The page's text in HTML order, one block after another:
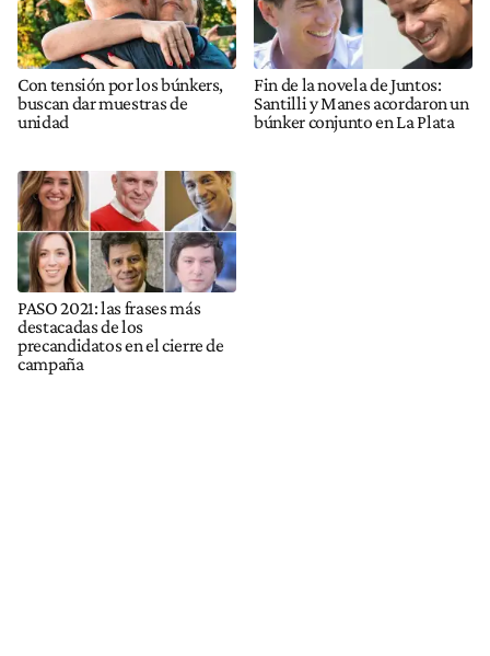
Con tensión por los búnkers,
buscan dar muestras de
unidad
Fin de la novela de Juntos:
Santilli y Manes acordaron un
búnker conjunto en La Plata
PASO 2021: las frases más
destacadas de los
precandidatos en el cierre de
campaña